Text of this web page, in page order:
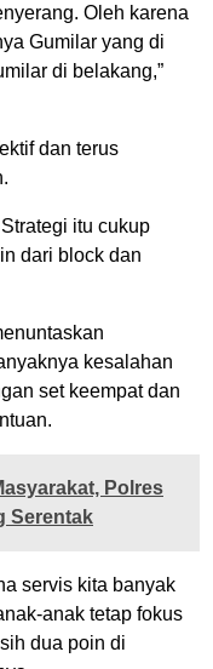
Oleh karena
Gumilar yang di
di belakang,”
dan terus
itu cukup
dari block dan
kesalahan
set keempat dan
Polres
Serentak
servis kita banyak
anak tetap fokus
dua poin di